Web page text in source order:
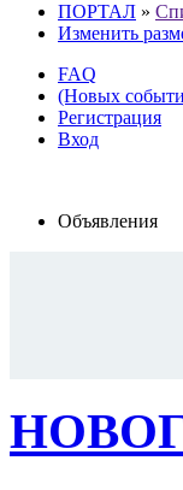
ПОРТАЛ »
Изменить
FAQ
(Новых
Регистрация
Вход
Объявления